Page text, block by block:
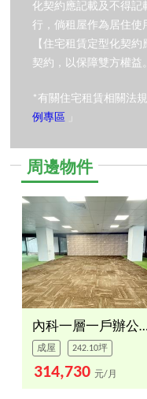
化契約應記載及不得記
行，倘租屋作為居住使
【住宅租賃定型化契
契約，以保障雙方權益。
*有關住宅租賃相關法
例專區 」
周邊物件
內科一層一戶辦公室５樓
成屋 242.10坪
314,730 元/月